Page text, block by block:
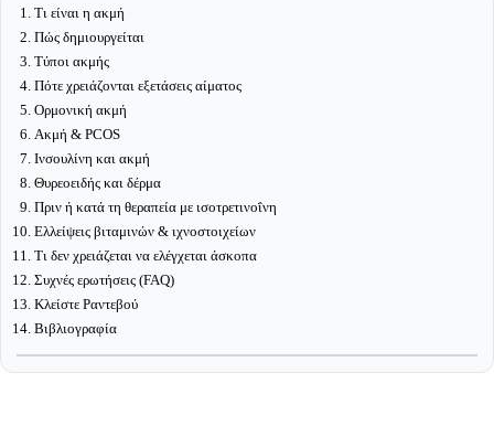
Τι είναι η ακμή
Πώς δημιουργείται
Τύποι ακμής
Πότε χρειάζονται εξετάσεις αίματος
Ορμονική ακμή
Ακμή & PCOS
Ινσουλίνη και ακμή
Θυρεοειδής και δέρμα
Πριν ή κατά τη θεραπεία με ισοτρετινοΐνη
Ελλείψεις βιταμινών & ιχνοστοιχείων
Τι δεν χρειάζεται να ελέγχεται άσκοπα
Συχνές ερωτήσεις (FAQ)
Κλείστε Ραντεβού
Βιβλιογραφία